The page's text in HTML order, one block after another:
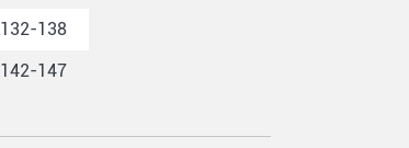
132-138
142-147